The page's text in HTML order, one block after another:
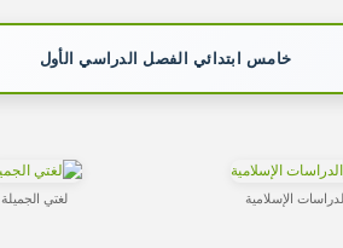
خامس ابتدائي الفصل الدراسي الأول
الدراسات الإسلامية لغتي الجميلة